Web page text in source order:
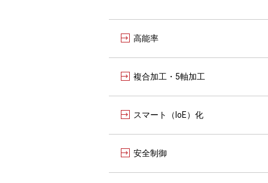
高能率
複合加工・5軸加工
スマート（IoE）化
安全制御